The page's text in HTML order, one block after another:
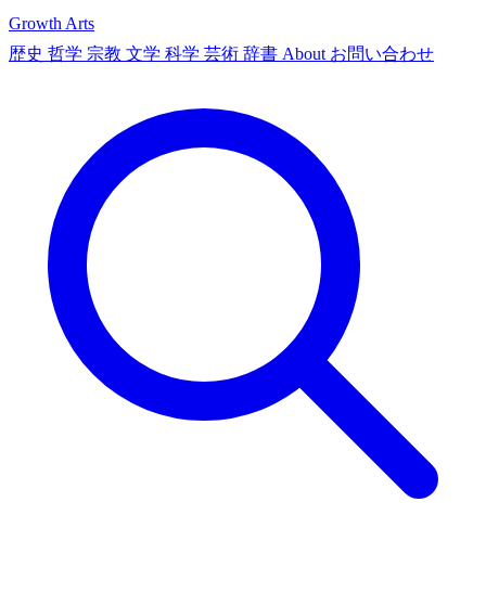
Growth Arts
歴史 哲学 宗教 文学 科学 芸術 辞書 About お問い合わせ